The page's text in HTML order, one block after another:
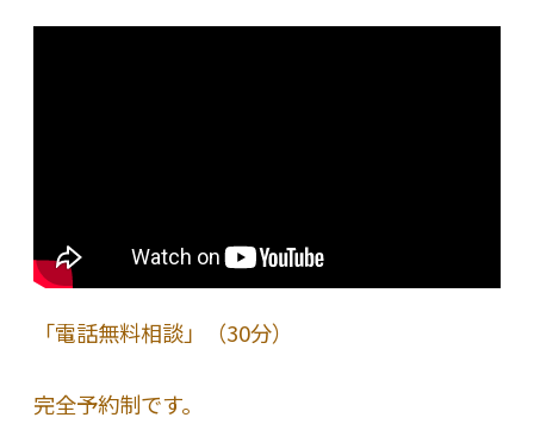
「電話無料相談」（30分）
完全予約制です。